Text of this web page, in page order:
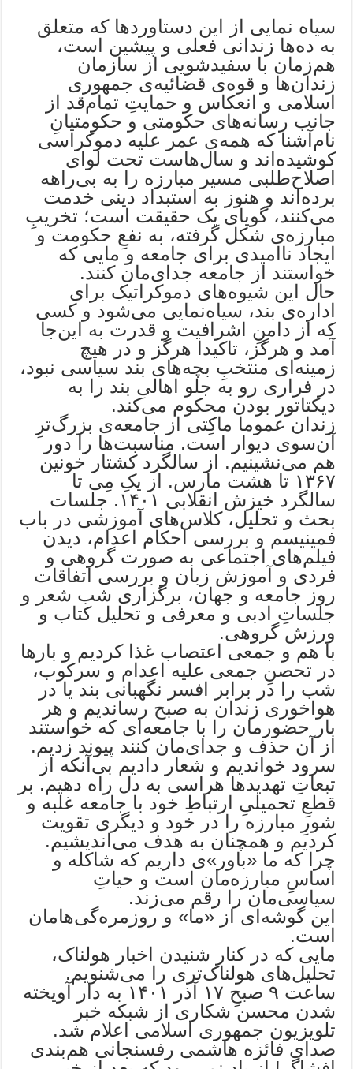
سیاه‌ نمایی از این دستاوردها که متعلق
به ده‌ها زندانی فعلی و پیشین است،
هم‌زمان با سفیدشویی از سازمان
زندان‌ها و قوه‌ی قضائیه‌ی جمهوری
اسلامی و انعکاس و حمایتِ تمام‌قد از
جانب رسانه‌های حکومتی و حکومتیانِ
نام‌آشنا که همه‌ی عمر علیه دموکراسی
کوشیده‌اند و سال‌هاست تحت لوای
اصلاح‌طلبی مسیر مبارزه را به بی‌راهه
برده‌اند و هنوز به استبداد دینی خدمت
می‌کنند، گویای یک حقیقت است؛ تخریبِ
مبارزه‌ی شکل گرفته، به نفعِ حکومت و
ایجاد ناامیدی برای جامعه و مایی که
خواستند از جامعه جدای‌مان کنند.
حال این شیوه‌های دموکراتیک برای
اداره‌ی بند، سیاه‌نمایی می‌شود و کسی
که از دامنِ اشرافیت و قدرت به این‌جا
آمد و هرگز، تاکیدا هرگز و در هیچ
زمینه‌ای منتخبِ بچه‌های بند سیاسی نبود،
در فراری رو به جلو اهالیِ بند را به
دیکتاتور بودن محکوم می‌کند.
زندان عموما ماکِتی از جامعه‌ی بزرگ‌ترِ
آن‌سوی‌ دیوار است. مناسبت‌ها را دور
هم می‌نشینیم. از سالگرد کشتار خونین
۱۳۶۷ تا هشت مارس. از یکِ مِی تا
سالگرد خیزش انقلابی ۱۴۰۱. جلسات
بحث و تحلیل، کلاس‌های آموزشی در باب
فمینیسم و بررسی احکام اعدام، دیدن
فیلم‌های اجتماعی به صورت گروهی و
فردی و آموزش زبان و بررسی اتفاقات
روز جامعه و جهان، برگزاری شب شعر و
جلساتِ ادبی و معرفی و تحلیل کتاب و
ورزش گروهی.
با هم و جمعی اعتصاب غذا کردیم و بارها
در تحصنِ جمعی علیه اعدام و سرکوب،
شب را در برابر افسر نگهبانی بند یا در
هواخوری زندان به صبح رساندیم و هر
بار حضورمان را با جامعه‌ای که خواستند
از آن حذف و جدای‌مان کنند پیوند زدیم.
سرود خواندیم و شعار دادیم بی‌آنکه از
تبعاتِ تهدیدها هراسی به دل راه دهیم. بر
قطعِ تحمیلیِ ارتباطِ خود با جامعه غلبه و
شورِ مبارزه را در خود و دیگری تقویت
کردیم و همچنان به هدف می‌اندیشیم.
چرا که ما «باور»ی داریم که شاکله و
اساسِ مبارزه‌مان است و حیاتِ
سیاسی‌مان را رقم می‌زند.
این گوشه‌ای از «ما» و روزمره‌گی‌هامان
است.
مایی که در کنار شنیدن اخبار هولناک،
تحلیل‌های هولناک‌تری را می‌شنویم.
ساعت ۹ صبحِ ۱۷ آذر ۱۴۰۱ به دار آویخته
شدن محسن شکاری از شبکه خبر
تلویزیون جمهوری اسلامی اعلام شد.
صدای فائزه هاشمی رفسنجانی هم‌بندی